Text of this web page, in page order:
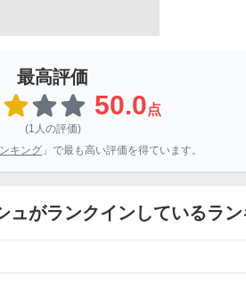
最高評価
50.0点
(1人の評価)
キング 」で最も高い評価を得ています。
ュがランクインしているラ